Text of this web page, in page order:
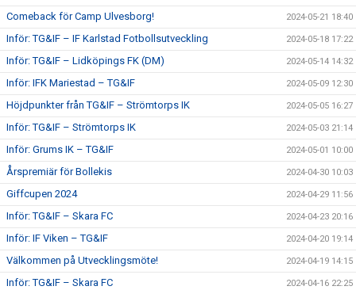
Comeback för Camp Ulvesborg! 2024-05-21 18:40
Inför: TG&IF – IF Karlstad Fotbollsutveckling 2024-05-18 17:22
Inför: TG&IF – Lidköpings FK (DM) 2024-05-14 14:32
Inför: IFK Mariestad – TG&IF 2024-05-09 12:30
Höjdpunkter från TG&IF – Strömtorps IK 2024-05-05 16:27
Inför: TG&IF – Strömtorps IK 2024-05-03 21:14
Inför: Grums IK – TG&IF 2024-05-01 10:00
Årspremiär för Bollekis 2024-04-30 10:03
Giffcupen 2024 2024-04-29 11:56
Inför: TG&IF – Skara FC 2024-04-23 20:16
Inför: IF Viken – TG&IF 2024-04-20 19:14
Välkommen på Utvecklingsmöte! 2024-04-19 14:15
Inför: TG&IF – Skara FC 2024-04-16 22:25